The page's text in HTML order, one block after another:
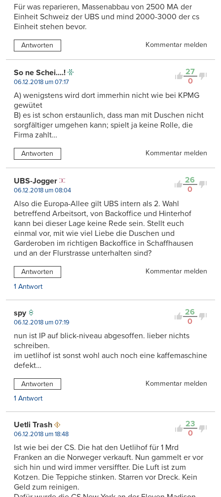
Für was reparieren, Massenabbau von 2500 MA der
Einheit Schweiz der UBS und mind 2000-3000 der cs
Einheit stehen bevor.
Antworten Kommentar melden
27
0
So ne Schei....!
06.12.2018 um 07:17
A) wenigstens wird dort immerhin nicht wie bei KPMG
gewütet
B) es ist schon erstaunlich, dass man mit Duschen nicht
sorgfältiger umgehen kann; spielt ja keine Rolle, die
Firma zahlt…
Antworten Kommentar melden
26
0
UBS-Jogger
06.12.2018 um 08:04
Also die Europa-Allee gilt UBS intern als 2. Wahl
betreffend Arbeitsort, von Backoffice und Hinterhof
kann bei dieser Lage keine Rede sein. Stellt euch
einmal vor, mit wie viel Liebe die Duschen und
Garderoben im richtigen Backoffice in Schaffhausen
und an der Flurstrasse unterhalten sind?
Antworten
Kommentar melden
1 Antwort
26
0
spy
06.12.2018 um 07:19
nun ist IP auf blick-niveau abgesoffen. lieber nichts
schreiben.
im uetlihof ist sonst wohl auch noch eine kaffemaschine
defekt…
Antworten
Kommentar melden
1 Antwort
23
0
Uetli Trash
06.12.2018 um 18:48
Ist wie bei der CS. Die hat den Uetlihof für 1 Mrd
Franken an die Norweger verkauft. Nun gammelt er vor
sich hin und wird immer versiffter. Die Luft ist zum
Kotzen. Die Teppiche stinken. Starren vor Dreck. Kein
Geld zum reinigen.